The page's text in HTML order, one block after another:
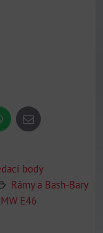
E-
mail
body
Rámy a Bash-Bary
E46